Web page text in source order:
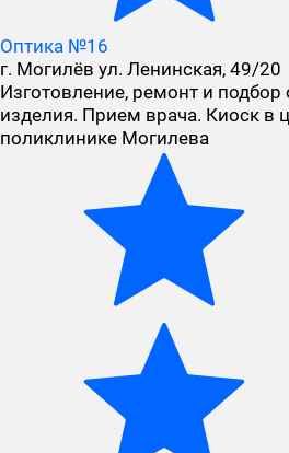
Оптика №16
г. Могилёв ул. Ленинская, 49/20
Изготовление, ремонт и
изделия. Прием врача. Киоск в
поликлинике Могилева